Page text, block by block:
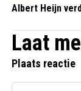
Albert Heijn
Laat
Plaats reactie